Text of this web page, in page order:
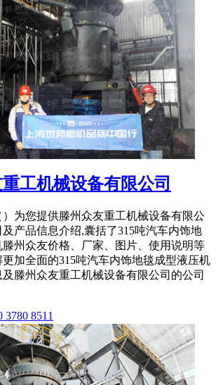
工机械设备有限公司
为您提供滕州众友重工机械设备有限公
产品信息介绍,囊括了315吨汽车内饰地
州众友价格、厂家、图片、使用说明等
加全面的315吨汽车内饰地毯成型液压机
滕州众友重工机械设备有限公司的公司
8511